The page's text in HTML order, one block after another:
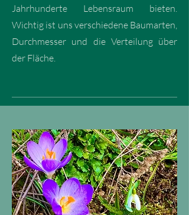
Jahrhunderte Lebensraum bieten.
Wichtig ist uns verschiedene Baumarten,
Durchmesser und die Verteilung über
der Fläche.